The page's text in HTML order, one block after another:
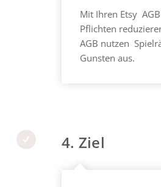
Mit Ihren Etsy
Pflichten
AGB nutzen
Gunsten aus.
4. Ziel